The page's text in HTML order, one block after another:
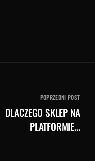
POPRZEDNI POST
DLACZEGO SKLEP NA
PLATFORMIE...